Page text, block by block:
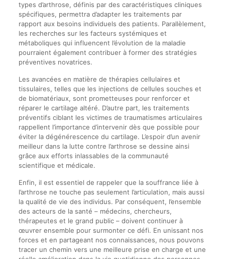
types d’arthrose, définis par des caractéristiques cliniques
spécifiques, permettra d’adapter les traitements par
rapport aux besoins individuels des patients. Parallèlement,
les recherches sur les facteurs systémiques et
métaboliques qui influencent l’évolution de la maladie
pourraient également contribuer à former des stratégies
préventives novatrices.
Les avancées en matière de thérapies cellulaires et
tissulaires, telles que les injections de cellules souches et
de biomatériaux, sont prometteuses pour renforcer et
réparer le cartilage altéré. D’autre part, les traitements
préventifs ciblant les victimes de traumatismes articulaires
rappellent l’importance d’intervenir dès que possible pour
éviter la dégénérescence du cartilage. L’espoir d’un avenir
meilleur dans la lutte contre l’arthrose se dessine ainsi
grâce aux efforts inlassables de la communauté
scientifique et médicale.
Enfin, il est essentiel de rappeler que la souffrance liée à
l’arthrose ne touche pas seulement l’articulation, mais aussi
la qualité de vie des individus. Par conséquent, l’ensemble
des acteurs de la santé – médecins, chercheurs,
thérapeutes et le grand public – doivent continuer à
œuvrer ensemble pour surmonter ce défi. En unissant nos
forces et en partageant nos connaissances, nous pouvons
tracer un chemin vers une meilleure prise en charge et une